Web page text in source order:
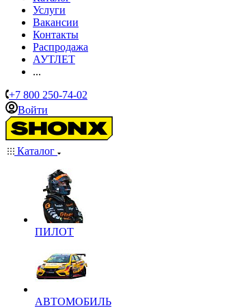
Услуги
Вакансии
Контакты
Распродажа
АУТЛЕТ
...
+7 800 250-74-02
Войти
Каталог
ПИЛОТ
АВТОМОБИЛЬ